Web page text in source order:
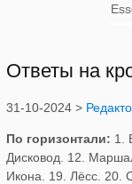
Ответы на
31-10-2024 >
По горизонтали: 1.
Дисковод. 12.
Икона. 19. Лёсс. 20.